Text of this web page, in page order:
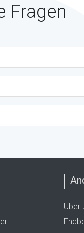
Fragen
Über